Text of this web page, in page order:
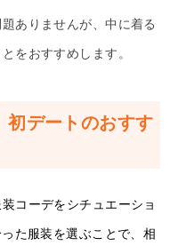
ありませんが、中に着る
をおすすめします。
初デートのおすす
コーデをシチュエーショ
た服装を選ぶことで、相